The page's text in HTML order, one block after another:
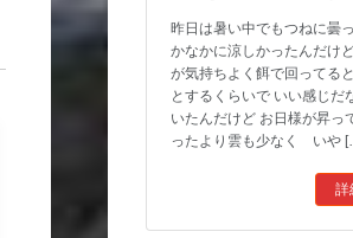
昨日は暑い中でもつねに曇
かなかに涼しかったんだけ
が気持ちよく餌で回ってる
とするくらいで いい感じだ
いたんだけど お日様が昇っ
ったより雲も少なく いや
詳